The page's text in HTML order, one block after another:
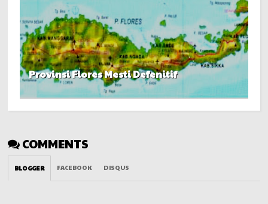
Provinsi Flores Mesti Defenitif
COMMENTS
BLOGGER FACEBOOK DISQUS